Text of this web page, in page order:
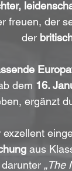
freuen, der
der
dem 16.
ergänzt
aus
„The